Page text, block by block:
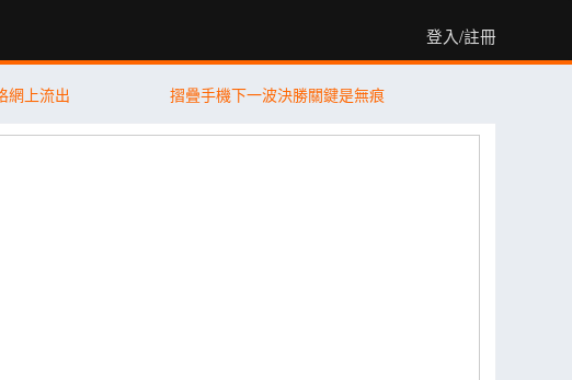
登入/註冊
網上流出 摺疊手機下一波決勝關鍵是無痕